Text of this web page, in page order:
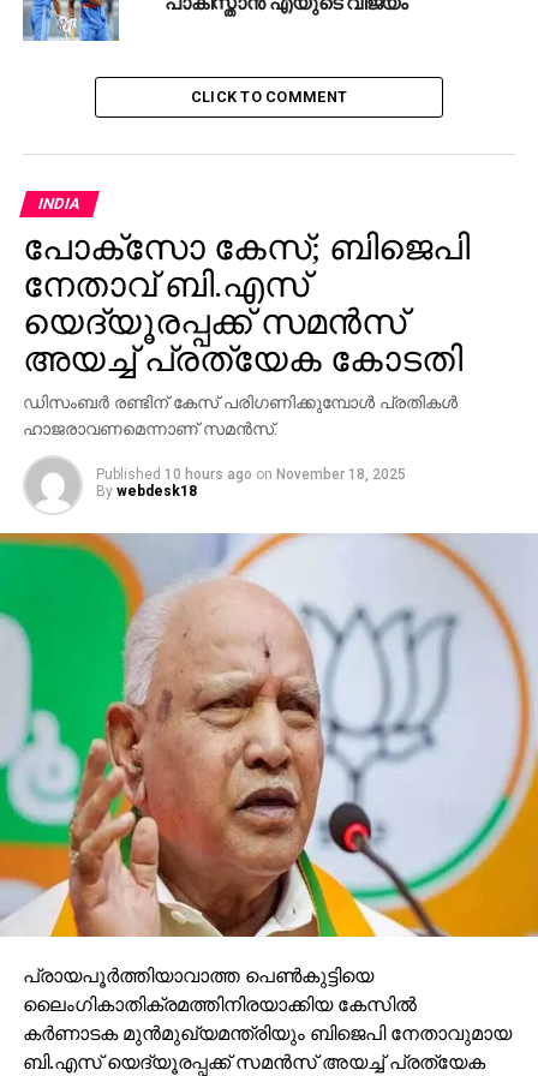
CLICK TO COMMENT
INDIA
പോക്‌സോ കേസ്; ബിജെപി
നേതാവ് ബി.എസ്
യെദ്യൂരപ്പക്ക് സമന്‍സ്
അയച്ച് പ്രത്യേക കോടതി
ഡിസംബര്‍ രണ്ടിന് കേസ് പരിഗണിക്കുമ്പോള്‍ പ്രതികള്‍
ഹാജരാവണമെന്നാണ് സമന്‍സ്.
Published 10 hours ago on November 18, 2025
By webdesk18
പ്രായപൂര്‍ത്തിയാവാത്ത പെണ്‍കുട്ടിയെ
ലൈംഗികാതിക്രമത്തിനിരയാക്കിയ കേസില്‍
കര്‍ണാടക മുന്‍മുഖ്യമന്ത്രിയും ബിജെപി നേതാവുമായ
ബി.എസ് യെദ്യൂരപ്പക്ക് സമന്‍സ് അയച്ച് പ്രത്യേക